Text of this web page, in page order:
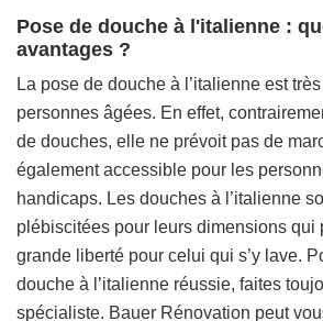
Pose de douche à l'italienne :
avantages ?
La pose de douche à l’italienne est
personnes âgées. En effet,
de douches, elle ne prévoit pas de
également accessible pour les
handicaps. Les douches à l’italienne
plébiscitées pour leurs dimensions qui
grande liberté pour celui qui s’y lave.
douche à l’italienne réussie, faites
spécialiste. Bauer Rénovation peut